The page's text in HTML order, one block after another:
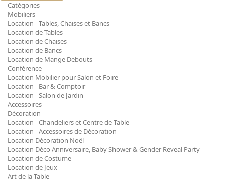
Catégories
Mobiliers
Location - Tables, Chaises et Bancs
Location de Tables
Location de Chaises
Location de Bancs
Location de Mange Debouts
Conférence
Location Mobilier pour Salon et Foire
Location - Bar & Comptoir
Location - Salon de Jardin
Accessoires
Décoration
Location - Chandeliers et Centre de Table
Location - Accessoires de Décoration
Location Décoration Noël
Location Déco Anniversaire, Baby Shower & Gender Reveal Party
Location de Costume
Location de Jeux
Art de la Table